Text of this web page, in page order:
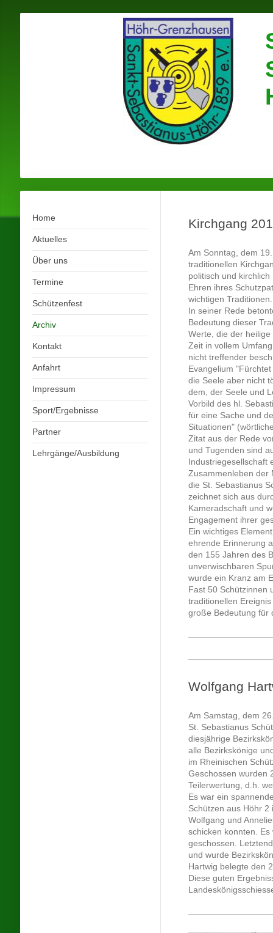
Home
Aktuelles
Über uns
Termine
Schützenfest
Archiv
Kontakt
Anfahrt
Impressum
Sport/Ergebnisse
Partner
Lehrgänge/Ausbildung
Kirchgang
Am Sonntag, dem
traditionellen
politisch und
Ehren ihres
wichtigen Traditionen.
In seiner Rede
Bedeutung dieser
Werte, die der
Zeit in vollem
nicht treffender
Evangelium
die Seele aber nicht
dem, der Seele und
Vorbild des hl.
für eine Sache und
Situationen"
Zitat aus der Rede
und Tugenden sind
Industriegesellschaft
Zusammenleben der
die St. Sebastianus
zeichnet sich aus
Kameradschaft und
Engagement ihrer
Ein wichtiges
ehrende Erinnerung
den 155 Jahren des
unverwischbaren
wurde ein Kranz am
Fast 50 Schützinnen
traditionellen
große Bedeutung für
Wolfgang
Am Samstag, dem
St. Sebastianus
diesjährige
alle Bezirkskönige
im Rheinischen
Geschossen wurden
Teilerwertung, d.h.
Es war ein
Schützen aus Höhr
Wolfgang und
schicken konnten.
geschossen.
und wurde
Hartwig belegte den
Diese guten